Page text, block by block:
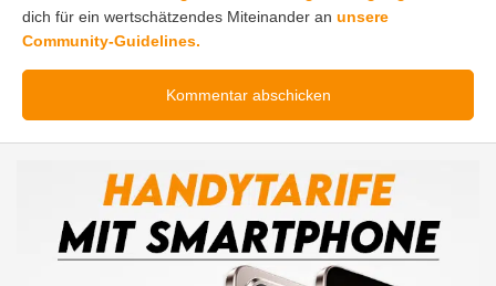
dich für ein wertschätzendes Miteinander an unsere
Community-Guidelines.